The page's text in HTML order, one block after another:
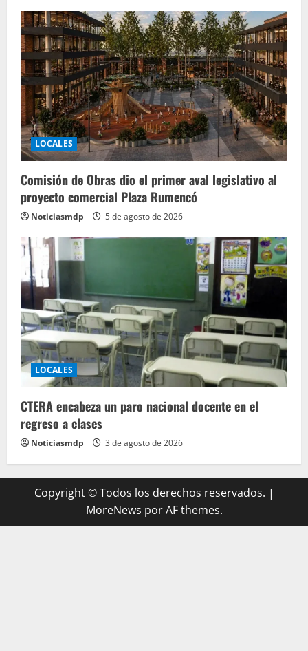
LOCALES
Comisión de Obras dio el primer aval legislativo al
proyecto comercial Plaza Rumencó
Noticiasmdp 5 de agosto de 2026
LOCALES
CTERA encabeza un paro nacional docente en el
regreso a clases
Noticiasmdp 3 de agosto de 2026
Copyright © Todos los derechos reservados. |
MoreNews por AF themes.